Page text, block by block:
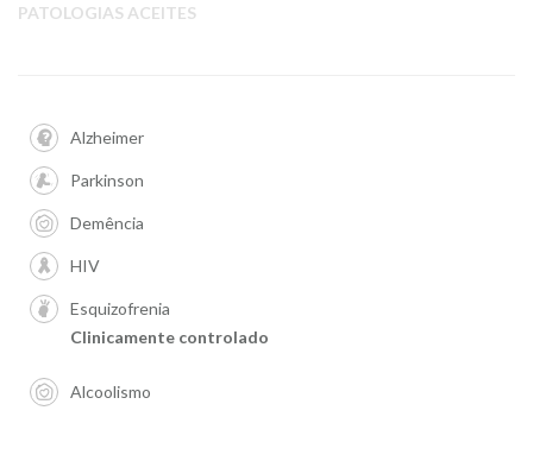
PATOLOGIAS ACEITES
Alzheimer
Parkinson
Demência
HIV
Esquizofrenia
Clinicamente controlado
Alcoolismo